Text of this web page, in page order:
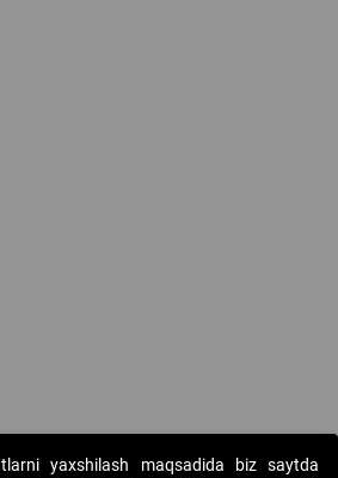
yaxshilash maqsadida biz saytda